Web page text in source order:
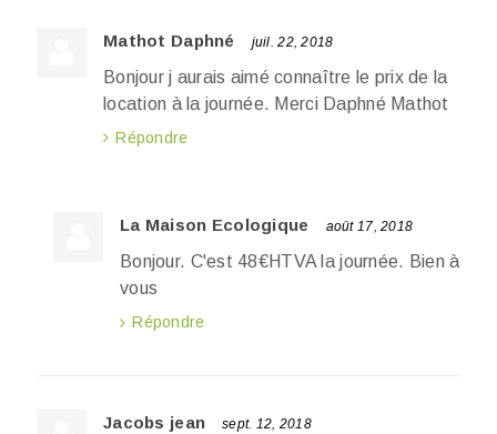
Mathot Daphné juil. 22, 2018
Bonjour j aurais aimé connaître le prix de la
location à la journée. Merci Daphné Mathot
Répondre
La Maison Ecologique août 17, 2018
Bonjour. C'est 48€HTVA la journée. Bien à
vous
Répondre
Jacobs jean sept. 12, 2018